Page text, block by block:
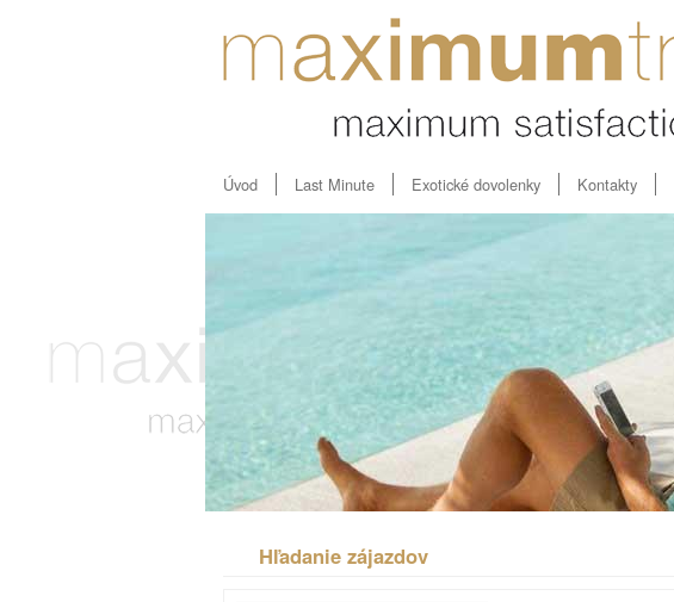
Úvod Last Minute Exotické dovolenky Kontakty
Hľadanie zájazdov